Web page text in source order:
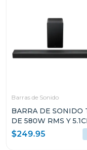
Barras de Sonido
BARRA DE SONIDO
DE 580W RMS Y
CON DOLBY ATMOS
Q65
$249.95